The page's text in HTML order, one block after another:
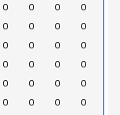
0 0 0
0
0 0 0
0
0 0 0
0
0 0 0
0
0 0 0
0
0 0 0
0